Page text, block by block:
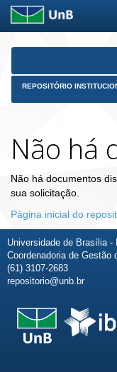
Skip
REPOSITÓRIO
Não há
Não há documentos
sua solicitação.
Página inicial do
Universidade de Brasília -
Coordenadoria de Gestão
(61) 3107-2683
repositorio@unb.br